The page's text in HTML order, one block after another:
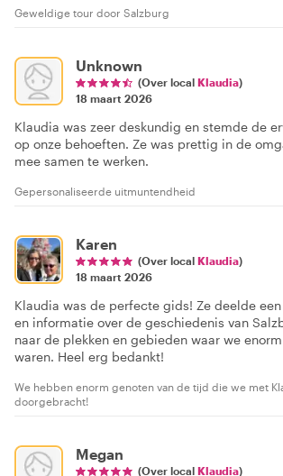
Geweldige tour door Salzburg
Unknown
(Over local Klaudia)
18 maart 2026
Klaudia was zeer deskundig en stemde de
op onze behoeften. Ze was prettig in de
mee samen te werken.
Gepersonaliseerde uitmuntendheid
Karen
(Over local Klaudia)
18 maart 2026
Klaudia was de perfecte gids! Ze deelde
en informatie over de geschiedenis van
naar de plekken en gebieden waar we
waren. Heel erg bedankt!
We hebben enorm genoten van de tijd die we met
doorgebracht!
Megan
(Over local Klaudia)